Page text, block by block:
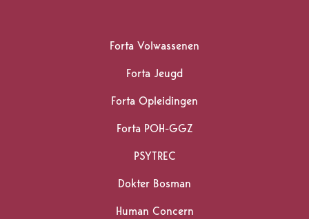
Forta Volwassenen
Forta Jeugd
Forta Opleidingen
Forta POH-GGZ
PSYTREC
Dokter Bosman
Human Concern